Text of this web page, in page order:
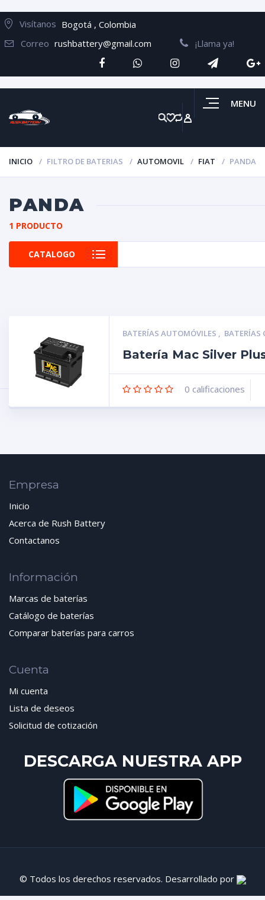
Visítanos Bogotá , Colombia
Correo rushbattery@gmail.com ¡Llama ya!
MENU
INICIO FILTRO DE BATERIAS AUTOMOVIL FIAT PANDA
PANDA
1 PRODUCTO
CATALOGO
BATERÍAS AUTOMÓVILES , BATERÍAS
Batería Mac Silver
0 calificaciones
Empresa
Inicio
Acerca de Rush Battery
Contactanos
Información
Marcas de baterías
Catálogo de baterías
Comparar baterías para carros
Cuenta
Mi cuenta
Lista de deseos
Solicitud de cotización
DESCARGA NUESTRA APP
© Todos los derechos reservados. Desarrollado por